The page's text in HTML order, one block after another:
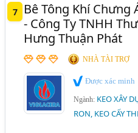
7
Bê Tông Khí Chưng
- Công Ty TNHH
Hưng Thuận Phát
NHÀ TÀI TRỢ
Được xác minh
Ngành: KEO XÂY
RON, KEO CẤY